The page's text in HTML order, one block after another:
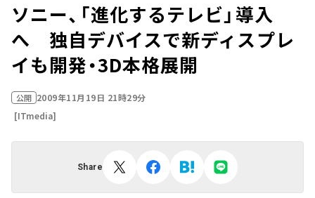
ソニー、「進化するテレビ」導入
へ 独自デバイスで新ディスプレ
イも開発・3D本格展開
公開 2009年11月19日 21時29分
[ITmedia]
Share